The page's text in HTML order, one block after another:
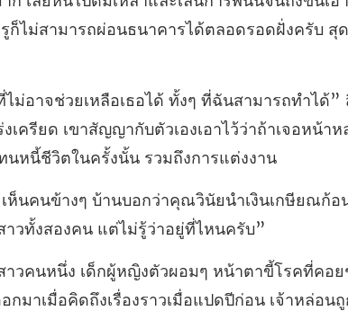
เครียด เขาสัญญากับตัวเองเอาไว้ว่าถ้าเจอหน้
ณวินัยนำเงินเกษียณก้อ
คอย
มาเมื่อคิดถึงเรื่องราวเมื่อแปดปีก่